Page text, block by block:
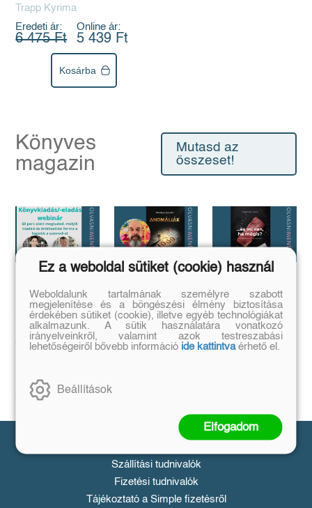
Trapp Kyrima
Eredeti ár:
6 475 Ft
Online ár:
5 439 Ft
Kosárba
Könyves
magazin
Mutasd az
összeset!
Megírtad a
könyvedet, de
azt is tudod,
hogyan add
el❓️
Tovább
Anomáliák
Mi történik akkor,
ha létezik egy
olyan tárgy, ami
nem létezhetne?
...és mi van ha
mégis?
...a legrosszabb
helyzetből is lehet
kiút...
Vásárlás
Szállítási tudnivalók
Fizetési tudnivalók
Tájékoztató a Simple fizetésről
Ez a weboldal sütiket (cookie) használ
Weboldalunk tartalmának személyre szabott
megjelenítése és a böngészési élmény biztosítása
érdekében sütiket (cookie), illetve egyéb technológiákat
alkalmazunk. A sütik használatára vonatkozó
irányelveinkről, valamint azok testreszabási
lehetőségeiről bővebb információ ide kattintvaérhető el.
Beállítások
Elfogadom